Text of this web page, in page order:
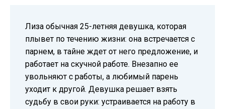
Лиза обычная 25-летняя девушка, которая
плывет по течению жизни: она встречается с
парнем, в тайне ждет от него предложение, и
работает на скучной работе. Внезапно ее
увольняют с работы, а любимый парень
уходит к другой. Девушка решает взять
судьбу в свои руки: устраивается на работу в